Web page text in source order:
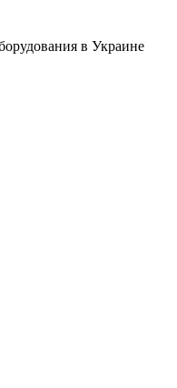
в Украине